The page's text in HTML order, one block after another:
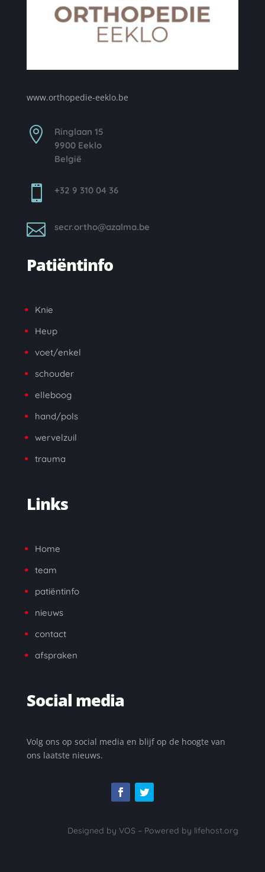
www.orthopedie-eeklo.be

Ringlaan 15
9900 Eeklo
België
 +32 9 310 04 36
 secr.ortho@azalma.be
Patiëntinfo
Knie
Heup
voet/enkel
schouder
elleboog
hand/pols
wervelzuil
trauma
Links
Home
team
patiëntinfo
nieuws
contact
afspraken
Social media
Volg ons op social media en blijf op de hoogte van
ons laatste nieuws.
Designed by VOS – Powered by lifehost.org